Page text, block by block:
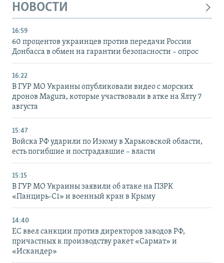
НОВОСТИ
16:59
60 процентов украинцев против передачи России
Донбасса в обмен на гарантии безопасности – опрос
16:22
В ГУР МО Украины опубликовали видео с морских
дронов Magura, которые участвовали в атке на Ялту 7
августа
15:47
Войска РФ ударили по Изюму в Харьковской области,
есть погибшие и пострадавшие – власти
15:15
В ГУР МО Украины заявили об атаке на ПЗРК
«Панцирь-С1» и военный кран в Крыму
14:40
ЕС ввел санкции против директоров заводов РФ,
причастных к производству ракет «Сармат» и
«Искандер»